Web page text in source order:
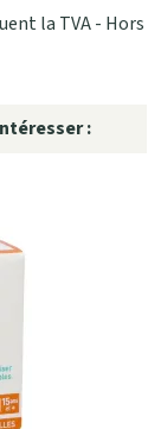
la TVA - Hors
: